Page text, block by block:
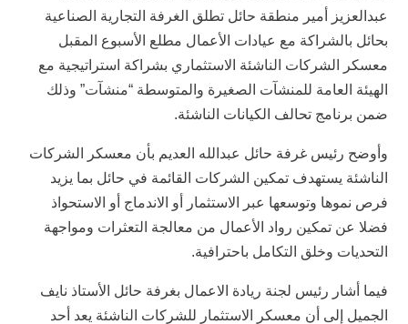
عبدالعزيز أمير منطقة حائل تطلق الغرفة التجارية الصناعية
بحائل بالشراكة مع عيادات الأعمال مطلع الأسبوع المقبل
معسكر الشركات الناشئة الاستثماري بشراكة استراتيجية مع
الهيئة العامة للمنشآت الصغيرة والمتوسطة “منشآت” وذلك
ضمن برنامج تحالف الكيانات الناشئة.
وأوضح رئيس غرفة حائل عبدالله العديم بأن معسكر الشركات
الناشئة يستهدف تمكين الشركات القائمة في حائل بما يزيد
فرص نموها وتوسعها عبر الاستثمار أو الاندماج أو الاستحواذ
فضلا عن تمكين رواد الأعمال من معالجة التعثرات ومواجهة
التحديات وخلق التكامل باحترافية.
فيما أشار رئيس لجنة ريادة الاعمال بغرفة حائل الأستاذ نايف
الجميل إلى أن معسكر الاستثمار للشركات الناشئة يعد أحد